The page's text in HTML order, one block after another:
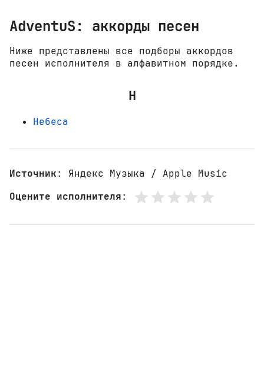
AdventuS: аккорды песен
Ниже представлены все подборы аккордов
песен исполнителя в алфавитном порядке.
Н
Небеса
Источник: Яндекс Музыка / Apple Music
Оцените исполнителя: